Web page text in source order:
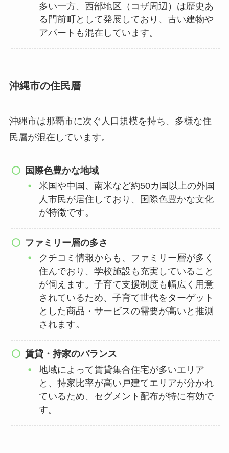
多い一方、西部地区（コザ周辺）は歴史あ
る門前町として発展しており、古い建物や
アパートも混在しています。
沖縄市の住民層
沖縄市は那覇市に次ぐ人口規模を持ち、多様な住
民層が混在しています。
国際色豊かな地域
米国や中国、南米など約50カ国以上の外国
人市民が居住しており、国際色豊かな文化
が特徴です。
ファミリー層の多さ
クチコミ情報からも、ファミリー層が多く
住んでおり、学校施設も充実していること
が伺えます。子育て支援制度も幅広く用意
されているため、子育て世代をターゲット
とした商品・サービスの需要が高いと推測
されます。
賃貸・持家のバランス
地域によって賃貸集合住宅が多いエリア
と、持家比率が高い戸建てエリアが分かれ
ているため、セグメント配布が特に有効で
す。